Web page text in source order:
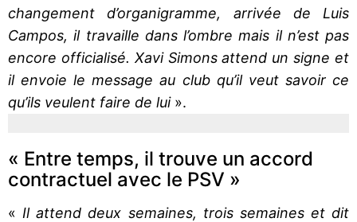
changement d’organigramme, arrivée de Luis
Campos, il travaille dans l’ombre mais il n’est pas
encore officialisé. Xavi Simons attend un signe et
il envoie le message au club qu’il veut savoir ce
qu’ils veulent faire de lui».
« Entre temps, il trouve un accord
contractuel avec le PSV »
« Il attend deux semaines, trois semaines et dit